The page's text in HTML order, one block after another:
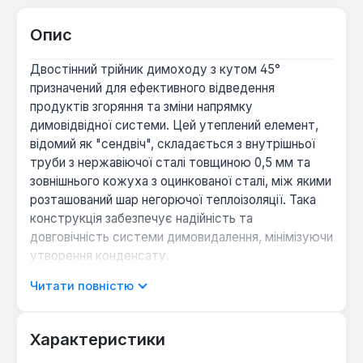
Опис
Двостінний трійник димоходу з кутом 45°
призначений для ефективного відведення
продуктів згоряння та зміни напрямку
димовідвідної системи. Цей утеплений елемент,
відомий як "сендвіч", складається з внутрішньої
труби з нержавіючої сталі товщиною 0,5 мм та
зовнішнього кожуха з оцинкованої сталі, між якими
розташований шар негорючої теплоізоляції. Така
конструкція забезпечує надійність та
довговічність системи димовидалення, мінімізуючи
утворення конденсату.
димових газів, покращуючи тягу та загальну
Читати повністю
Характеристики